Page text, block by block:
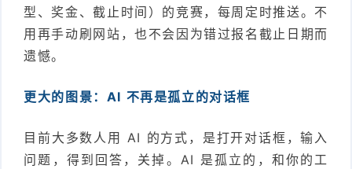
型、奖金、截止时间）的竞赛，每周定时推送。不
用再手动刷网站，也不会因为错过报名截止日期而
遗憾。
更大的图景：AI 不再是孤立的对话框
目前大多数人用 AI 的方式，是打开对话框，输入
问题，得到回答，关掉。AI 是孤立的，和你的工